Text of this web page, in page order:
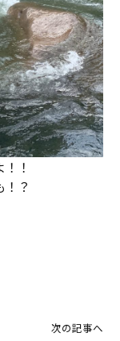
！
！？
次の記事へ